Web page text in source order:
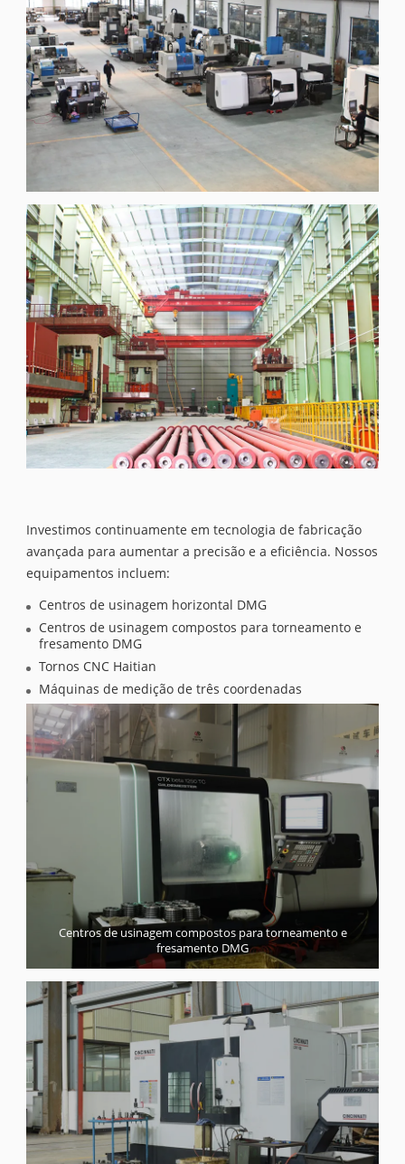
Investimos continuamente em tecnologia de fabricação
avançada para aumentar a precisão e a eficiência. Nossos
equipamentos incluem:
Centros de usinagem horizontal DMG
Centros de usinagem compostos para torneamento e
fresamento DMG
Tornos CNC Haitian
Máquinas de medição de três coordenadas
Centros de usinagem compostos para torneamento e
fresamento DMG